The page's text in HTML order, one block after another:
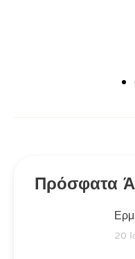
Πρόσφατα
20